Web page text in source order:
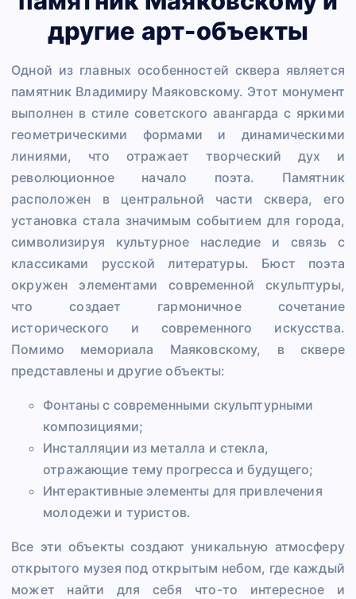
другие арт-объекты
Одной из главных особенностей сквера является
памятник Владимиру Маяковскому. Этот монумент
выполнен в стиле советского авангарда с яркими
геометрическими формами и динамическими
линиями, что отражает творческий дух и
революционное начало поэта. Памятник
расположен в центральной части сквера, его
установка стала значимым событием для города,
символизируя культурное наследие и связь с
классиками русской литературы. Бюст поэта
окружен элементами современной скульптуры,
что создает гармоничное сочетание
исторического и современного искусства.
Помимо мемориала Маяковскому, в сквере
представлены и другие объекты:
Фонтаны с современными скульптурными
композициями;
Инсталляции из металла и стекла,
отражающие тему прогресса и будущего;
Интерактивные элементы для привлечения
молодежи и туристов.
Все эти объекты создают уникальную атмосферу
открытого музея под открытым небом, где каждый
может найти для себя что-то интересное и